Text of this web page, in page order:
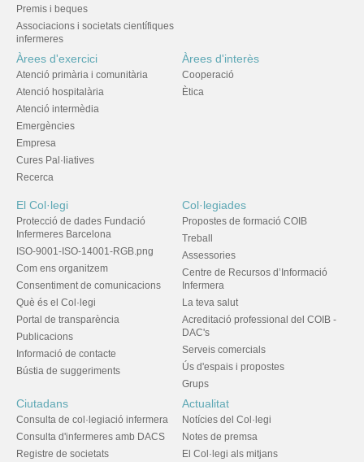
Premis i beques
Associacions i societats científiques
infermeres
Àrees d'exercici
Atenció primària i comunitària
Atenció hospitalària
Atenció intermèdia
Emergències
Empresa
Cures Pal·liatives
Recerca
Àrees d'interès
Cooperació
Ètica
El Col·legi
Protecció de dades Fundació
Infermeres Barcelona
ISO-9001-ISO-14001-RGB.png
Com ens organitzem
Consentiment de comunicacions
Què és el Col·legi
Portal de transparència
Publicacions
Informació de contacte
Bústia de suggeriments
Col·legiades
Propostes de formació COIB
Treball
Assessories
Centre de Recursos d’Informació
Infermera
La teva salut
Acreditació professional del COIB -
DAC's
Serveis comercials
Ús d'espais i propostes
Grups
Ciutadans
Consulta de col·legiació infermera
Consulta d'infermeres amb DACS
Registre de societats
Actualitat
Notícies del Col·legi
Notes de premsa
El Col·legi als mitjans